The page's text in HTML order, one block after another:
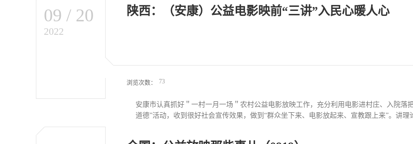
我都老了，你就让我任性一次！”花甲已过，任性依然。陈冲不是没有过年龄危机感，但
影路上不为人知的点滴。01陈冲给自己在《世间有她》中的短片赋名《生命颂》，意为热
经历。她将从大量影像资料和文字资料里提炼出的感悟投射在一对远距离恋爱的情...
陕西：（安康）公益电影映前“三讲”入民心暖人心
安康市认真抓好＂一村一月一场＂农村公益电影放映工作，充分利用电影进村庄、入院
道德”活动，收到很好社会宣传效果，做到“群众坐下来、电影放起来、宣教跟上来”。讲
09 / 20
2022
浏览次数： 73